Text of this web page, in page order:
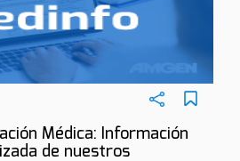
Médica: Información
de nuestros